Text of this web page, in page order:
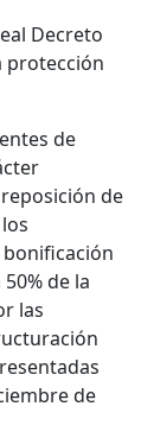
Decreto
protección
de
de
de la
las
de